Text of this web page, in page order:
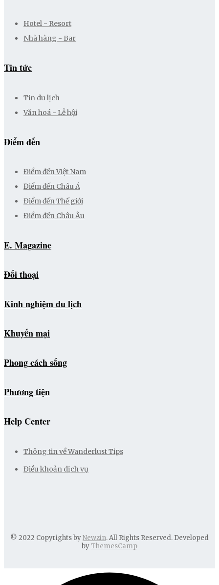
Hotel - Resort
Nhà hàng - Bar
Tin tức
Tin du lịch
Văn hoá - Lễ hội
Điểm đến
Điểm đến Việt Nam
Điểm đến Châu Á
Điểm đến Thế giới
Điểm đến Châu Âu
E. Magazine
Đối thoại
Kinh nghiệm du lịch
Khuyến mại
Phong cách sống
Phương tiện
Help Center
Thông tin về Wanderlust Tips
Điều khoản dịch vụ
© 2022 Copyrights byNewzin. All Rights Reserved. Developed
byThemesCamp